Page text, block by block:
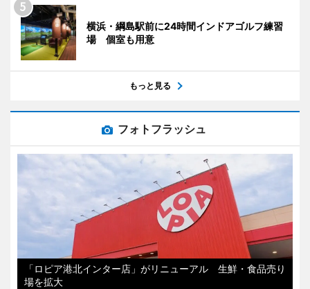
横浜・綱島駅前に24時間インドアゴルフ練習
場 個室も用意
もっと見る
フォトフラッシュ
「ロピア港北インター店」がリニューアル 生鮮・食品売り
場を拡大